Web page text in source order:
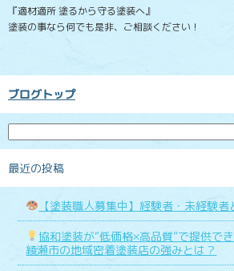
『適材適所 塗るから守る塗装へ』
塗装の事なら何でも是非、ご相談ください！
ブログトップ
最近の投稿
【塗装職人募集中】経験者・未経験者
協和塗装が“低価格×高品質”で提供で
綾瀬市の地域密着塗装店の強みとは？